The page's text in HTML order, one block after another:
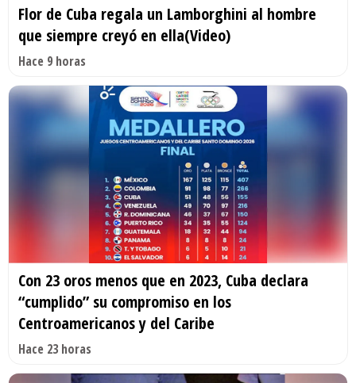
Flor de Cuba regala un Lamborghini al hombre
que siempre creyó en ella(Video)
Hace 9 horas
Con 23 oros menos que en 2023, Cuba declara
“cumplido” su compromiso en los
Centroamericanos y del Caribe
Hace 23 horas